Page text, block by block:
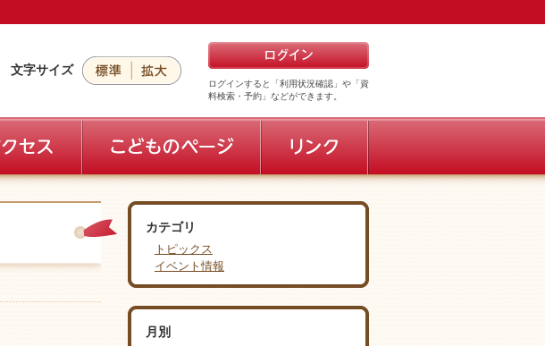
文字サイズ
ログインすると「利用状況確認」や「資
料検索・予約」などができます。
カテゴリ
トピックス
イベント情報
月別